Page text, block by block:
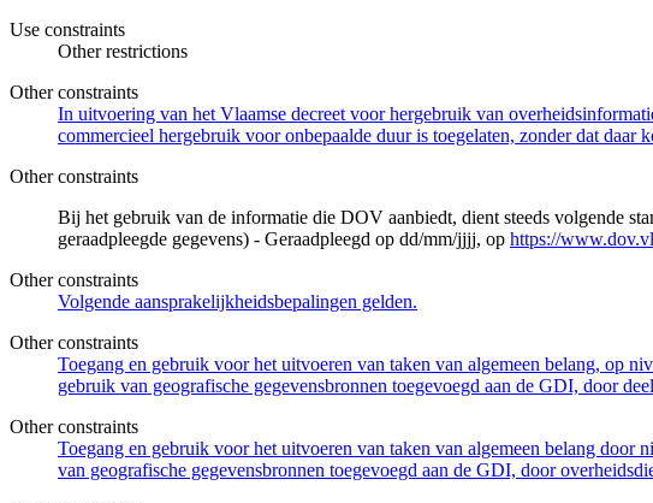
Use constraints
Other restrictions
Other constraints
In uitvoering van het Vlaamse decreet voor hergebruik van
commercieel hergebruik voor onbepaalde duur is toegelaten, zonder dat
Other constraints
Bij het gebruik van de informatie die DOV aanbiedt, dient steeds volgende
geraadpleegde gegevens) - Geraadpleegd op dd/mm/jjjj, op https://
Other constraints
Volgende aansprakelijkheidsbepalingen gelden.
Other constraints
Toegang en gebruik voor het uitvoeren van taken van algemeen belang, op
gebruik van geografische gegevensbronnen toegevoegd aan de GDI, door
Other constraints
Toegang en gebruik voor het uitvoeren van taken van algemeen belang door
van geografische gegevensbronnen toegevoegd aan de GDI, door